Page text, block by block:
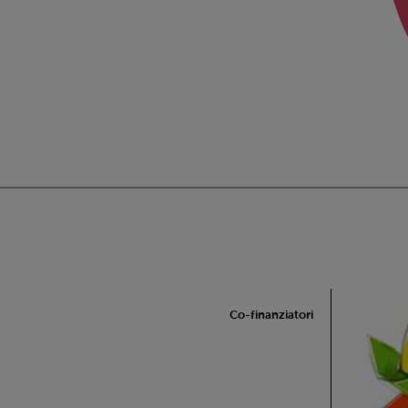
Co-finanziatori